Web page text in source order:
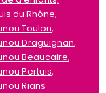
du Rhône,
Toulon,
Draguignan,
Beaucaire,
Pertuis,
Rians